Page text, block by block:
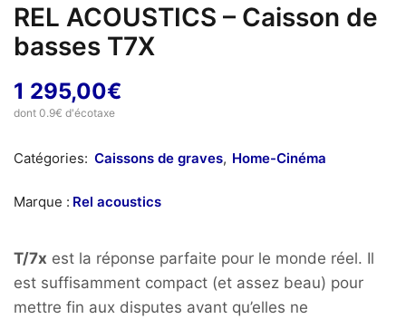
REL ACOUSTICS – Caisson de
basses T7X
1 295,00€
dont 0.9€ d'écotaxe
Catégories: Caissons de graves, Home-Cinéma
Marque : Rel acoustics
T/7x est la réponse parfaite pour le monde réel. Il
est suffisamment compact (et assez beau) pour
mettre fin aux disputes avant qu’elles ne